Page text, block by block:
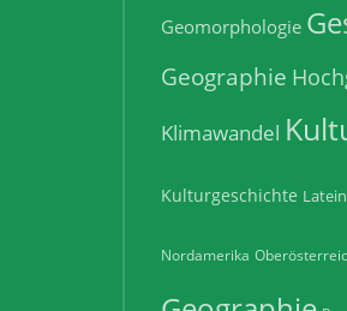
Geomorphologie
Geographie
Klimawandel
Kulturgeschichte
Nordamerika